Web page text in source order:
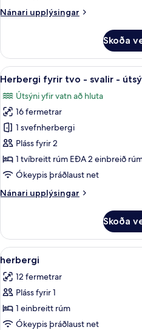
-
útsýni
yfir
vatn
Nánari upplýsingar
Nánari
með
tvíbreiðu
rúmi
verönd
útsýni
yfir
vatn
Skoða
Skoða
allar
myndir
fyrir
Herbergi
fyrir
tvo
-
-
vatn
að
hluta
5
Herbergi fyrir tvo - svalir -
Útsýni yfir vatn að hluta
16 fermetrar
1 svefnherbergi
Pláss fyrir 2
1 tvíbreitt rúm EÐA 2 einbreið
Ókeypis þráðlaust net
Nánari upplýsingar
Nánari
fyrir
tvo
-
útsýni
vatn
að
Skoða
Skoða
allar
myndir
fyrir
herbergi
4
herbergi
12 fermetrar
Pláss fyrir 1
1 einbreitt rúm
Ókeypis þráðlaust net